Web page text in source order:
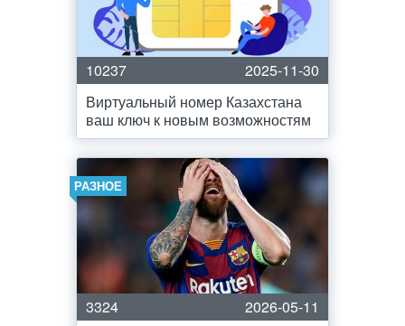
10237
2025-11-30
Виртуальный номер Казахстана
ваш ключ к новым возможностям
РАЗНОЕ
3324
2026-05-11